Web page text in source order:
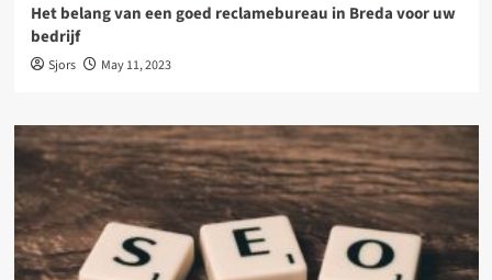
Het belang van een goed reclamebureau in Breda voor uw
bedrijf
Sjors May 11, 2023